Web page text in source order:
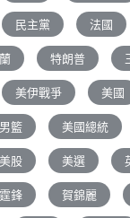
民主黨 法國
特朗普
美伊戰爭 美國
籃 美國總統
美股 美選
鋒 賀錦麗